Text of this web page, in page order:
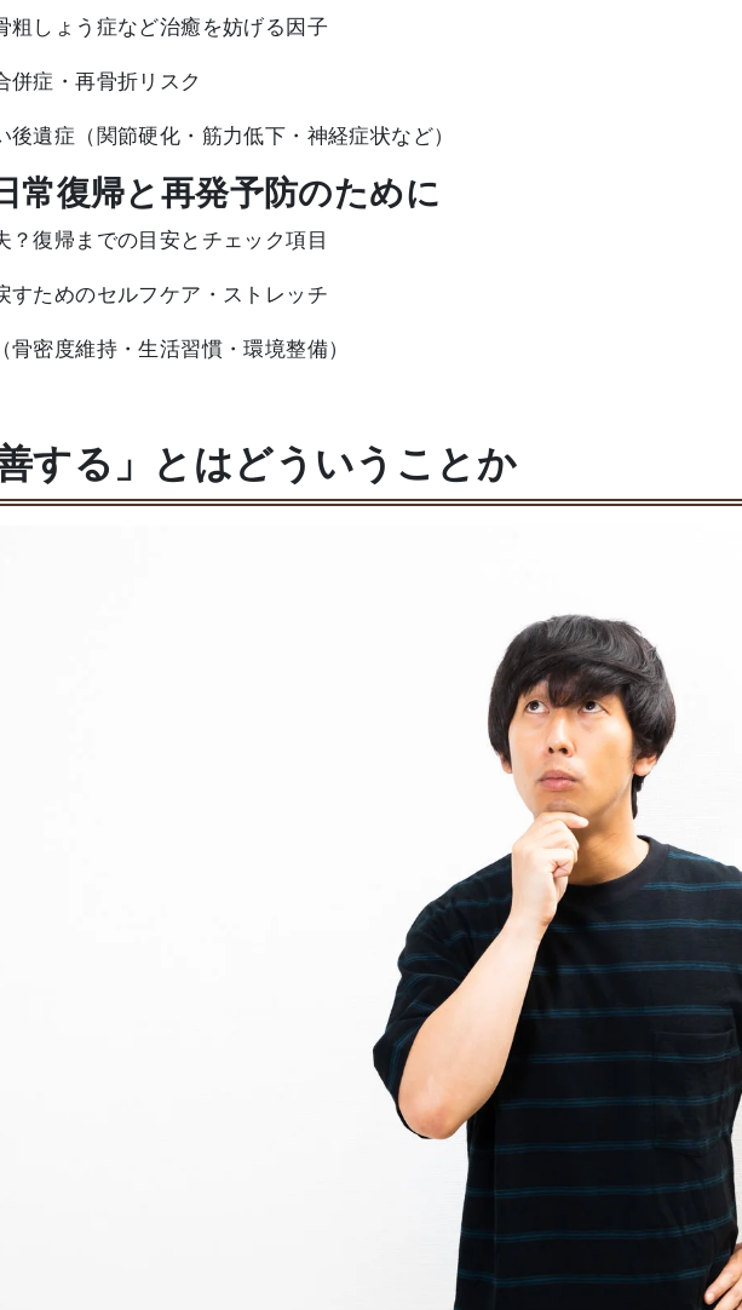
粗しょう症など治癒を妨げる因子
併症・再骨折リスク
遺症（関節硬化・筋力低下・神経症状など）
常復帰と再発予防のために
？復帰までの目安とチェック項目
すためのセルフケア・ストレッチ
密度維持・生活習慣・環境整備）
する」とはどういうことか